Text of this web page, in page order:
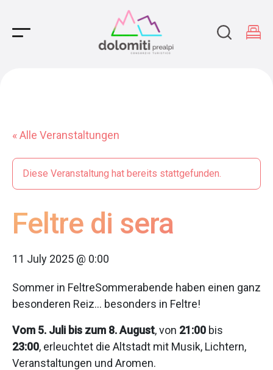
Main Navigation
« Alle Veranstaltungen
Diese Veranstaltung hat bereits stattgefunden.
Feltre di sera
11 July 2025 @ 0:00
Sommer in FeltreSommerabende haben einen ganz
besonderen Reiz… besonders in Feltre!
Vom 5. Juli bis zum 8. August, von 21:00 bis
23:00, erleuchtet die Altstadt mit Musik, Lichtern,
Veranstaltungen und Aromen.